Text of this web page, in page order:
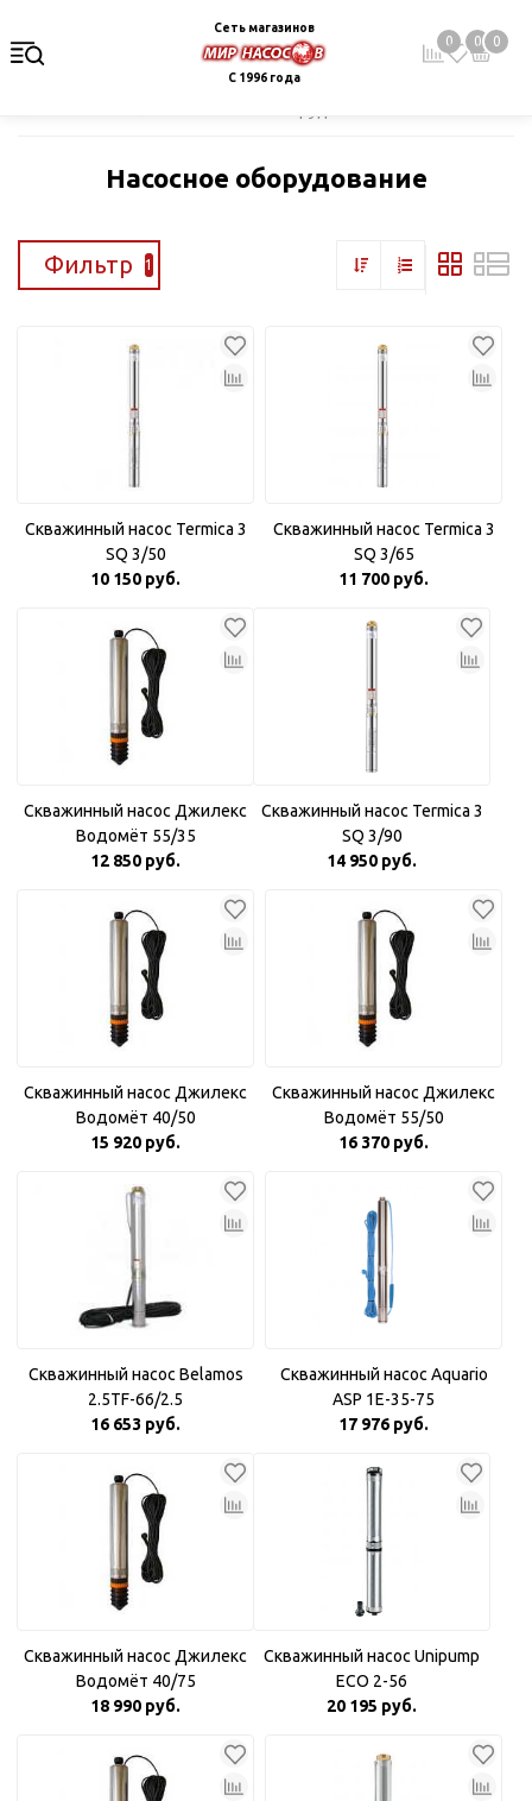
Сеть магазинов
С 1996 года
0 0 0
Насосное оборудование
Фильтр 1
Скважинный насос Termica 3
SQ 3/50
10 150 руб.
Скважинный насос Termica 3
SQ 3/65
11 700 руб.
Скважинный насос Джилекс
Водомёт 55/35
12 850 руб.
Скважинный насос Termica 3
SQ 3/90
14 950 руб.
Скважинный насос Джилекс
Водомёт 40/50
15 920 руб.
Скважинный насос Джилекс
Водомёт 55/50
16 370 руб.
Скважинный насос Belamos
2.5TF-66/2.5
16 653 руб.
Скважинный насос Aquario
ASP 1E-35-75
17 976 руб.
Скважинный насос Джилекс
Водомёт 40/75
18 990 руб.
Скважинный насос Unipump
ECO 2-56
20 195 руб.